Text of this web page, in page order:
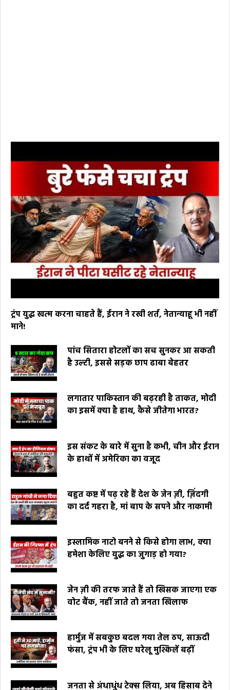
ट्रंप युद्ध खत्म करना चाहते हैं, ईरान ने रखी शर्त, नेतान्याहू भी नहीं
माने!
पांच सितारा होटलों का सच सुनकर आ सकती
है उल्टी, इससे सड़क छाप ढाबा बेहतर
लगातार पाकिस्तान की बढ़रही है ताकत, मोदी
का इसमें क्या है हाथ, कैसे जीतेगा भारत?
इस संकट के बारे में सुना है कभी, चीन और ईरान
के हाथों में अमेरिका का वजूद
बहुत कष्ट में पढ़ रहे हैं देश के जेन ज़ी, ज़िंदगी
का दर्द गहरा है, मां बाप के सपने और नाकामी
इस्लामिक नाटो बनने से किसे होगा लाभ, क्या
हमेशा केलिए युद्ध का जुगाड़ हो गया?
जेन ज़ी की तरफ जाते हैं तो खिसक जाएगा एक
वोट बैंक, नहीं जाते तो जनता खिलाफ
हार्मुज में सबकुछ बदल गया तेल ठप, साऊदी
फंसा, ट्रंप भी के लिए घरेलू मुश्किलें बढ़ीं
जनता से अंधाधुंध टेक्स लिया, अब हिसाब देने